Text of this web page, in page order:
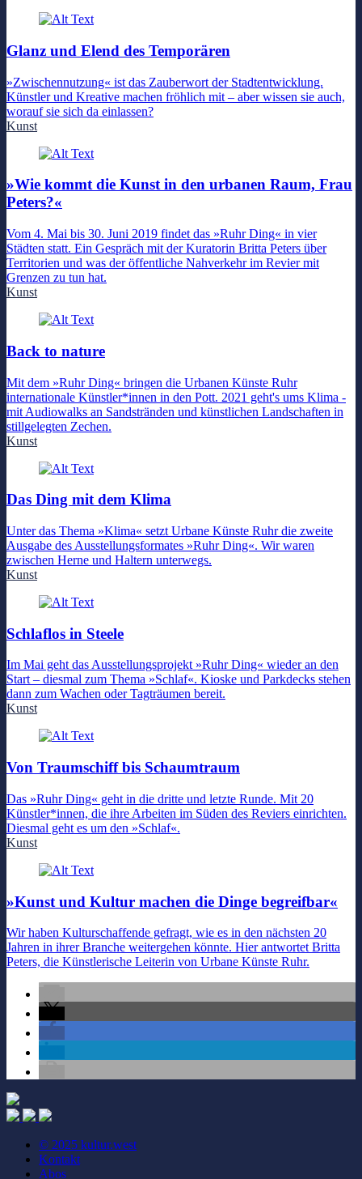
Glanz und Elend des Temporären
»Zwischennutzung« ist das Zauberwort der Stadtentwicklung.
Künstler und Kreative machen fröhlich mit – aber wissen sie auch,
worauf sie sich da einlassen?
Kunst
»Wie kommt die Kunst in den urbanen Raum, Frau
Peters?«
Vom 4. Mai bis 30. Juni 2019 findet das »Ruhr Ding« in vier
Städten statt. Ein Gespräch mit der Kuratorin Britta Peters über
Territorien und was der öffentliche Nahverkehr im Revier mit
Grenzen zu tun hat.
Kunst
Back to nature
Mit dem »Ruhr Ding« bringen die Urbanen Künste Ruhr
internationale Künstler*innen in den Pott. 2021 geht's ums Klima -
mit Audiowalks an Sandstränden und künstlichen Landschaften in
stillgelegten Zechen.
Kunst
Das Ding mit dem Klima
Unter das Thema »Klima« setzt Urbane Künste Ruhr die zweite
Ausgabe des Ausstellungsformates »Ruhr Ding«. Wir waren
zwischen Herne und Haltern unterwegs.
Kunst
Schlaflos in Steele
Im Mai geht das Ausstellungsprojekt »Ruhr Ding« wieder an den
Start – diesmal zum Thema »Schlaf«. Kioske und Parkdecks stehen
dann zum Wachen oder Tagträumen bereit.
Kunst
Von Traumschiff bis Schaumtraum
Das »Ruhr Ding« geht in die dritte und letzte Runde. Mit 20
Künstler*innen, die ihre Arbeiten im Süden des Reviers einrichten.
Diesmal geht es um den »Schlaf«.
Kunst
»Kunst und Kultur machen die Dinge begreifbar«
Wir haben Kulturschaffende gefragt, wie es in den nächsten 20
Jahren in ihrer Branche weitergehen könnte. Hier antwortet Britta
Peters, die Künstlerische Leiterin von Urbane Künste Ruhr.
© 2025 kultur.west
Kontakt
Abos